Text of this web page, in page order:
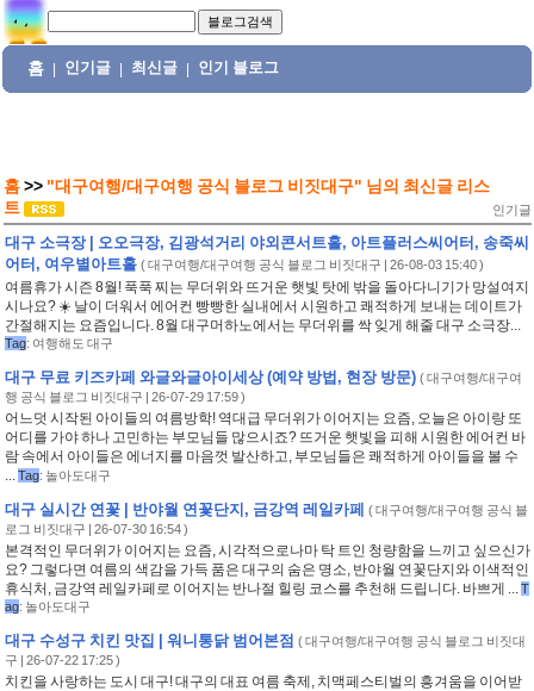
홈 인기글 최신글 인기 블로그
홈 >> "대구여행/대구여행 공식 블로그 비짓대구" 님의 최신글 리스
트
인기글
대구 소극장 | 오오극장, 김광석거리 야외콘서트홀, 아트플러스씨어터, 송죽씨
어터, 여우별아트홀 (대구여행/대구여행 공식 블로그 비짓대구 | 26-08-03 15:40 )
여름휴가 시즌 8월! 푹푹 찌는 무더위와 뜨거운 햇빛 탓에 밖을 돌아다니기가 망설여지
시나요? ☀️ 날이 더워서 에어컨 빵빵한 실내에서 시원하고 쾌적하게 보내는 데이트가
간절해지는 요즘입니다. 8월 대구머하노에서는 무더위를 싹 잊게 해줄 대구 소극장...
Tag: 여행해도 대구
대구 무료 키즈카페 와글와글아이세상 (예약 방법, 현장 방문) (대구여행/대구여
행 공식 블로그 비짓대구 | 26-07-29 17:59 )
어느덧 시작된 아이들의 여름방학! 역대급 무더위가 이어지는 요즘, 오늘은 아이랑 또
어디를 가야 하나 고민하는 부모님들 많으시죠? 뜨거운 햇빛을 피해 시원한 에어컨 바
람 속에서 아이들은 에너지를 마음껏 발산하고, 부모님들은 쾌적하게 아이들을 볼 수
...Tag: 놀아도대구
대구 실시간 연꽃 | 반야월 연꽃단지, 금강역 레일카페 (대구여행/대구여행 공식 블
로그 비짓대구 | 26-07-30 16:54 )
본격적인 무더위가 이어지는 요즘, 시각적으로나마 탁 트인 청량함을 느끼고 싶으신가
요? 그렇다면 여름의 색감을 가득 품은 대구의 숨은 명소, 반야월 연꽃단지와 이색적인
휴식처, 금강역 레일카페로 이어지는 반나절 힐링 코스를 추천해 드립니다. 바쁘게 ...T
ag: 놀아도대구
대구 수성구 치킨 맛집 | 워니통닭 범어본점 (대구여행/대구여행 공식 블로그 비짓대
구 | 26-07-22 17:25 )
치킨을 사랑하는 도시 대구! 대구의 대표 여름 축제, 치맥페스티벌의 흥겨움을 이어받